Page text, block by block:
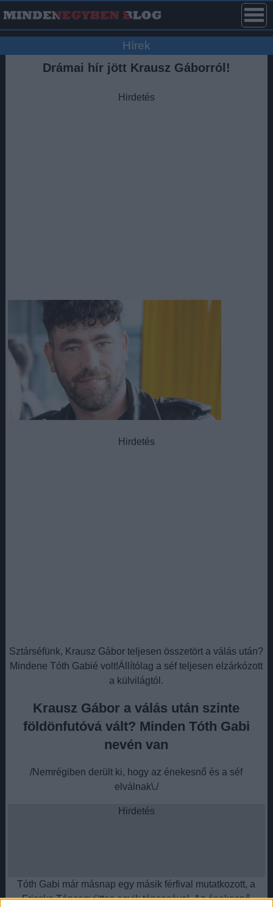
Hírek
Drámai hír jött Krausz Gáborról!
Hirdetés
Hirdetés
Sztárséfünk, Krausz Gábor teljesen összetört a válás után?
Mindene Tóth Gabié volt!Állítólag a séf teljesen elzárkózott
a külvilágtól.
Krausz Gábor a válás után szinte
földönfutóvá vált? Minden Tóth Gabi
nevén van
/Nemrégiben derült ki, hogy az énekesnő és a séf
elválnak\./
Hirdetés
Tóth Gabi már másnap egy másik férfival mutatkozott, a
Fricska Táncegyüttes egyik táncosával. Az énekesnő